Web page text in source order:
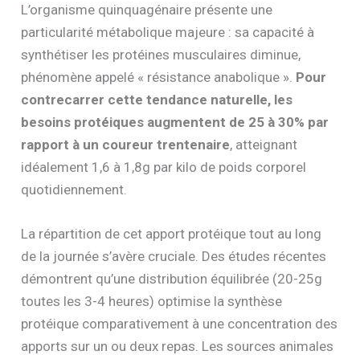
L’organisme quinquagénaire présente une
particularité métabolique majeure : sa capacité à
synthétiser les protéines musculaires diminue,
phénomène appelé « résistance anabolique ». Pour
contrecarrer cette tendance naturelle, les
besoins protéiques augmentent de 25 à 30% par
rapport à un coureur trentenaire, atteignant
idéalement 1,6 à 1,8g par kilo de poids corporel
quotidiennement.
La répartition de cet apport protéique tout au long
de la journée s’avère cruciale. Des études récentes
démontrent qu’une distribution équilibrée (20-25g
toutes les 3-4 heures) optimise la synthèse
protéique comparativement à une concentration des
apports sur un ou deux repas. Les sources animales